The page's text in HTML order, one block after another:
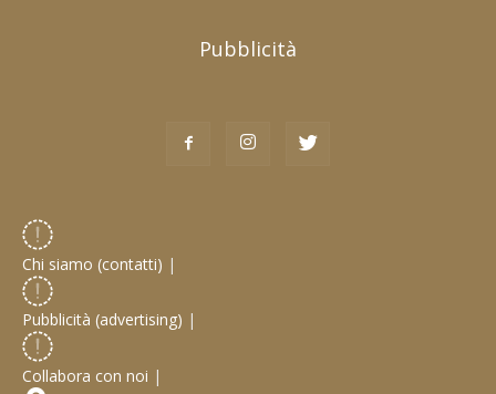
Pubblicità
Chi siamo (contatti) |
Pubblicità (advertising) |
Collabora con noi |